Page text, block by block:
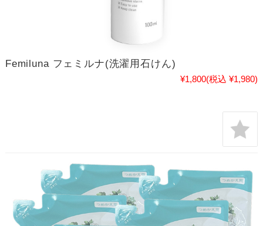
Femiluna フェミルナ(洗濯用石けん)
¥1,800(税込 ¥1,980)